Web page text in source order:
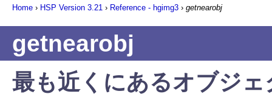
Home › HSP Version 3.21 › Reference - hgimg3 › getnearobj
getnearobj
最も近くにあるオブジェ